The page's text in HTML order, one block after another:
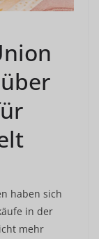
haben sich
in der
mehr